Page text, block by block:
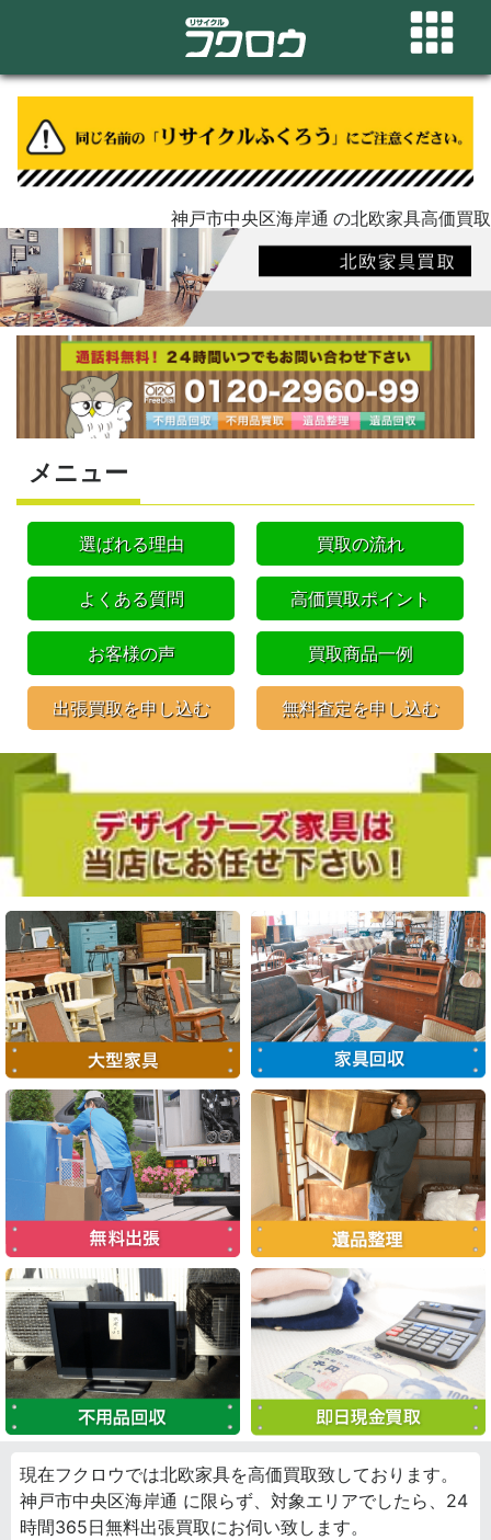
神戸市中央区海岸通 の北欧家具高価買取
メニュー
選ばれる理由 買取の流れ
よくある質問 高価買取ポイント
お客様の声 買取商品一例
出張買取を申し込む 無料査定を申し込む
現在フクロウでは北欧家具を高価買取致しております。
神戸市中央区海岸通 に限らず、対象エリアでしたら、24
時間365日無料出張買取にお伺い致します。